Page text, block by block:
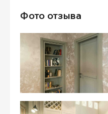
Фото отзыва